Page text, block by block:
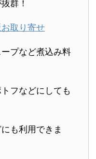
群！
取り寄せ
プなど煮込み料
フなどにしても
も利用できま